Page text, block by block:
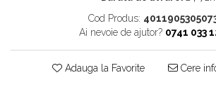
Accesorii Auto & Bicicletă
Cod Produs:
Ai nevoie de ajutor? 0741 033
Adauga la Favorite Cere